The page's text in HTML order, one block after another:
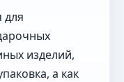
для
изделий,
а как